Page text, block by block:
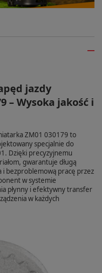
jazdy
– Wysoka jakość i
ZM01 030179 to
specjalnie do
Dzięki precyzyjnemu
gwarantuje długą
i bezproblemową pracę przez
w systemie
płynny i efektywny transfer
w każdych